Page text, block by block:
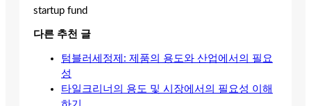
startup fund
다른 추천 글
텀블러세정제: 제품의 용도와 산업에서의 필요
성
타일크리너의 용도 및 시장에서의 필요성 이해